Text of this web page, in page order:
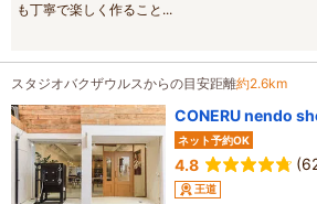
も丁寧で楽しく作ること...
スタジオバクザウルスからの目安距離約2.6km
CONERU nendo
ネット予約OK
4.8
王道